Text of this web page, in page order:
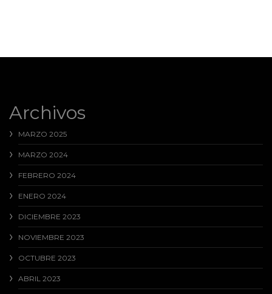
Archivos
MARZO 2025
MARZO 2024
FEBRERO 2024
ENERO 2024
DICIEMBRE 2023
NOVIEMBRE 2023
OCTUBRE 2023
ABRIL 2023